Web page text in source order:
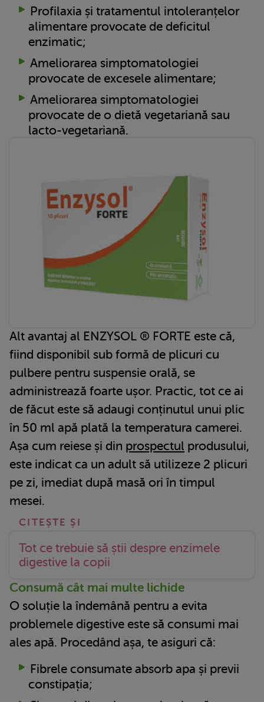
Profilaxia și tratamentul intoleranțelor
alimentare provocate de deficitul
enzimatic;
Ameliorarea simptomatologiei
provocate de excesele alimentare;
Ameliorarea simptomatologiei
provocate de o dietă vegetariană sau
lacto-vegetariană.
Alt avantaj al ENZYSOL ® FORTE este că,
fiind disponibil sub formă de plicuri cu
pulbere pentru suspensie orală, se
administrează foarte ușor. Practic, tot ce ai
de făcut este să adaugi conținutul unui plic
în 50 ml apă plată la temperatura camerei.
Așa cum reiese și din prospectul produsului,
este indicat ca un adult să utilizeze 2 plicuri
pe zi, imediat după masă ori în timpul
mesei.
Tot ce trebuie să știi despre enzimele
digestive la copii
Consumă cât mai multe lichide
O soluție la îndemână pentru a evita
problemele digestive este să consumi mai
ales apă. Procedând așa, te asiguri că:
Fibrele consumate absorb apa și previi
constipația;